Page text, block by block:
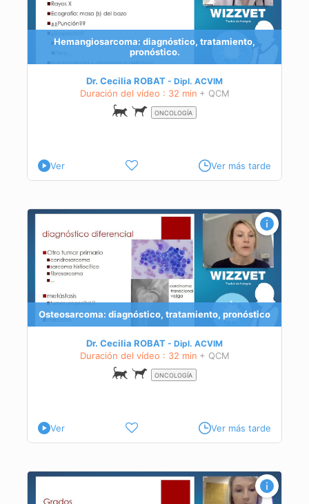
Hemangiosarcoma: diagnóstico, tratamiento,
pronóstico.
Dr. Cecilia ROBAT Dipl. ACVIM
Duración del vídeo : 32 min + QCM
ONCOLOGÍA
Ver Ver más tarde
Osteosarcoma: diagnóstico, tratamiento, pronóstico
Dr. Cecilia ROBAT Dipl. ACVIM
Duración del vídeo : 32 min + QCM
ONCOLOGÍA
Ver Ver más tarde